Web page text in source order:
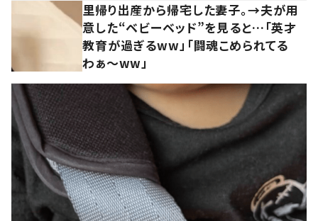
里帰り出産から帰宅した妻子。→夫が用
意した“ベビーベッド”を見ると…「英才
教育が過ぎるww」「闘魂こめられてる
わぁ～ww」